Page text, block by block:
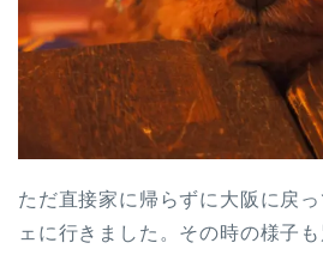
ただ直接家に帰らずに大阪に戻
ェに行きました。その時の様子